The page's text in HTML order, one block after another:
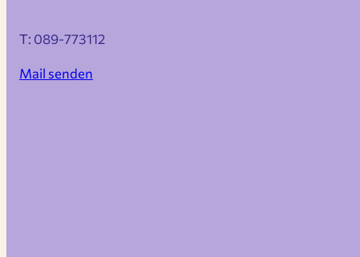
T: 089-773112
Mail senden